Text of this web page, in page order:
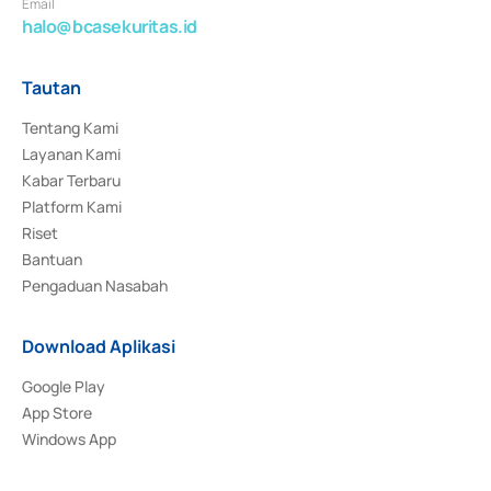
halo@bcasekuritas.id
Tautan
Tentang Kami
Layanan Kami
Kabar Terbaru
Platform Kami
Riset
Bantuan
Pengaduan Nasabah
Download Aplikasi
Google Play
App Store
Windows App